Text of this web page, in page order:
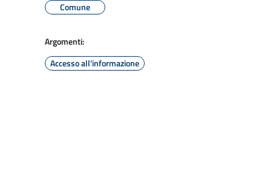
Comune
Argomenti:
Accesso all'informazione